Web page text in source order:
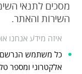
מסכים לתנאי
השירות והאתר.
איזה מידע אנחנו
כל משתמש הנרשם